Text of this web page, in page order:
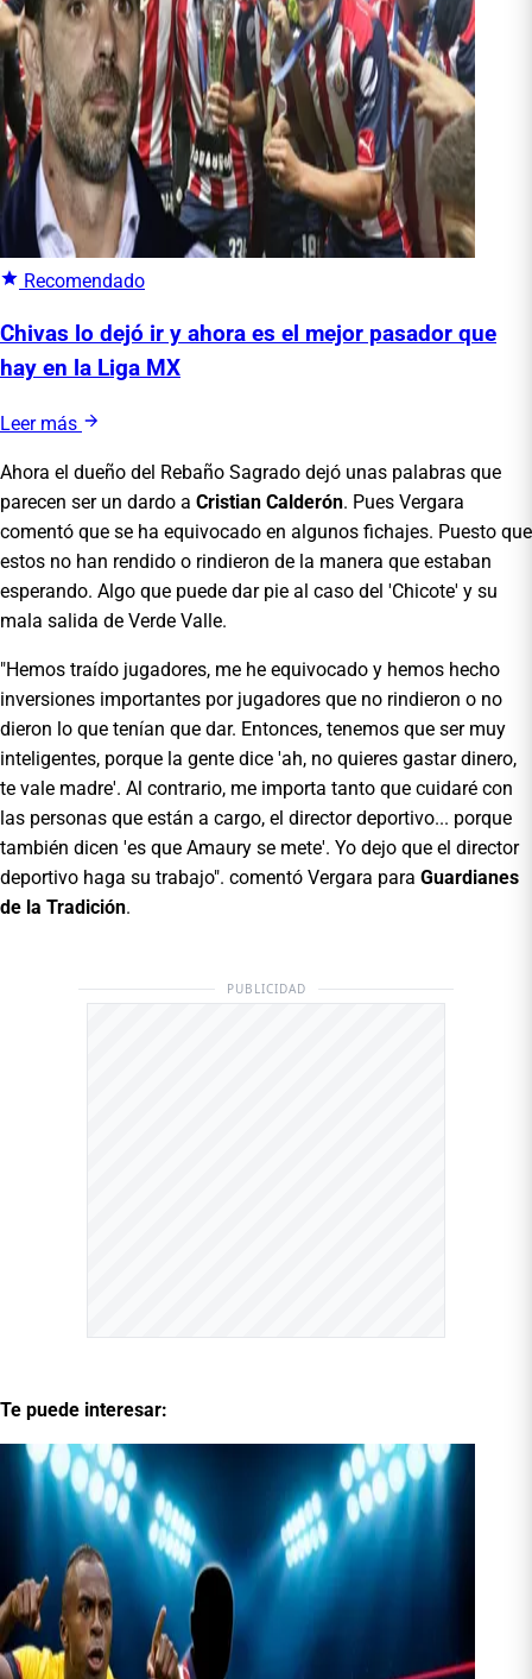
Recomendado
Chivas lo dejó ir y ahora es el mejor pasador que
hay en la Liga MX
Leer más
Ahora el dueño del Rebaño Sagrado dejó unas palabras que
parecen ser un dardo a Cristian Calderón. Pues Vergara
comentó que se ha equivocado en algunos fichajes. Puesto que
estos no han rendido o rindieron de la manera que estaban
esperando. Algo que puede dar pie al caso del 'Chicote' y su
mala salida de Verde Valle.
"Hemos traído jugadores, me he equivocado y hemos hecho
inversiones importantes por jugadores que no rindieron o no
dieron lo que tenían que dar. Entonces, tenemos que ser muy
inteligentes, porque la gente dice 'ah, no quieres gastar dinero,
te vale madre'. Al contrario, me importa tanto que cuidaré con
las personas que están a cargo, el director deportivo... porque
también dicen 'es que Amaury se mete'. Yo dejo que el director
deportivo haga su trabajo". comentó Vergara para Guardianes
de la Tradición.
PUBLICIDAD
Te puede interesar: